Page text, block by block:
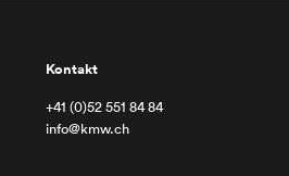
Kontakt
+41 (0)52 551 84 84
info@kmw.ch